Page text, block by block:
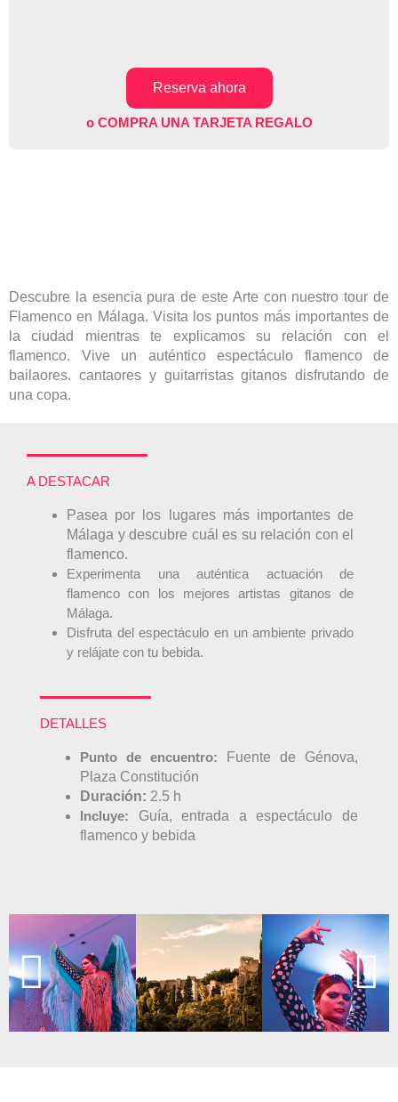
Reserva ahora
o COMPRA UNA TARJETA REGALO
Descubre la esencia pura de este Arte con nuestro tour de
Flamenco en Málaga. Visita los puntos más importantes de
la ciudad mientras te explicamos su relación con el
flamenco. Vive un auténtico espectáculo flamenco de
bailaores. cantaores y guitarristas gitanos disfrutando de
una copa.
A DESTACAR
Pasea por los lugares más importantes de
Málaga y descubre cuál es su relación con el
flamenco.
Experimenta una auténtica actuación de
flamenco con los mejores artistas gitanos de
Málaga.
Disfruta del espectáculo en un ambiente privado
y relájate con tu bebida.
DETALLES
Punto de encuentro:
Fuente de Génova,
Plaza Constitución
Duración: 2.5 h
Incluye: Guía, entrada a espectáculo de
flamenco y bebida